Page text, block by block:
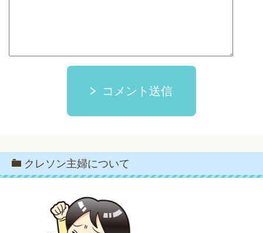
コメント送信
クレソン主婦について